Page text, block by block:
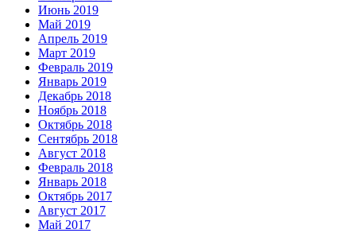
Июнь 2019
Май 2019
Апрель 2019
Март 2019
Февраль 2019
Январь 2019
Декабрь 2018
Ноябрь 2018
Октябрь 2018
Сентябрь 2018
Август 2018
Февраль 2018
Январь 2018
Октябрь 2017
Август 2017
Май 2017